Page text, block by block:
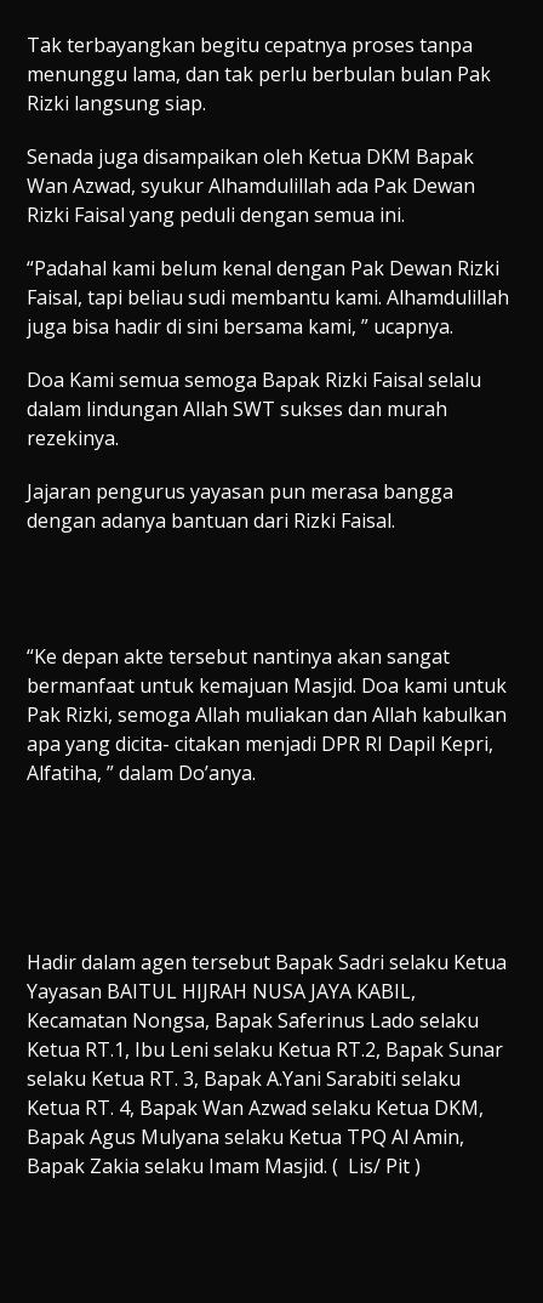
Tak terbayangkan begitu cepatnya proses tanpa
menunggu lama, dan tak perlu berbulan bulan Pak
Rizki langsung siap.
Senada juga disampaikan oleh Ketua DKM Bapak
Wan Azwad, syukur Alhamdulillah ada Pak Dewan
Rizki Faisal yang peduli dengan semua ini.
“Padahal kami belum kenal dengan Pak Dewan Rizki
Faisal, tapi beliau sudi membantu kami. Alhamdulillah
juga bisa hadir di sini bersama kami, ” ucapnya.
Doa Kami semua semoga Bapak Rizki Faisal selalu
dalam lindungan Allah SWT sukses dan murah
rezekinya.
Jajaran pengurus yayasan pun merasa bangga
dengan adanya bantuan dari Rizki Faisal.
“Ke depan akte tersebut nantinya akan sangat
bermanfaat untuk kemajuan Masjid. Doa kami untuk
Pak Rizki, semoga Allah muliakan dan Allah kabulkan
apa yang dicita- citakan menjadi DPR RI Dapil Kepri,
Alfatiha, ” dalam Do’anya.
Hadir dalam agen tersebut Bapak Sadri selaku Ketua
Yayasan BAITUL HIJRAH NUSA JAYA KABIL,
Kecamatan Nongsa, Bapak Saferinus Lado selaku
Ketua RT.1, Ibu Leni selaku Ketua RT.2, Bapak Sunar
selaku Ketua RT. 3, Bapak A.Yani Sarabiti selaku
Ketua RT. 4, Bapak Wan Azwad selaku Ketua DKM,
Bapak Agus Mulyana selaku Ketua TPQ Al Amin,
Bapak Zakia selaku Imam Masjid. ( Lis/ Pit )